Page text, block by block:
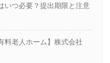
理士さんへ
へ
いつ必要？提出期限と注意
老人ホーム】株式会社